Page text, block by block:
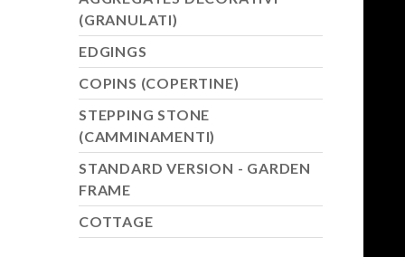
(GRANULATI)
EDGINGS
COPINS (COPERTINE)
STEPPING STONE
(CAMMINAMENTI)
STANDARD VERSION - GARDEN
FRAME
COTTAGE